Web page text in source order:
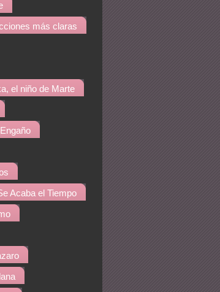
más claras
el niño de Marte
Acaba el Tiempo